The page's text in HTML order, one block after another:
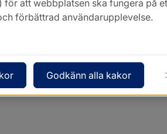
att webbplatsen ska fungera på
förbättrad användarupplevelse.
Godkänn alla kakor